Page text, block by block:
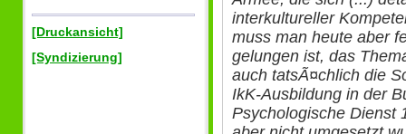
[Druckansicht]
[Syndizierung]
interkultureller
muss man heute aber
gelungen ist, das
auch tatsÃ¤chlich die
IkK-Ausbildung in der
Psychologische Dienst